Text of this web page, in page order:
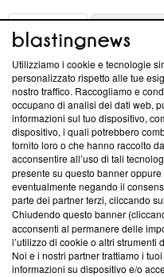
ABOUT
Questa sezione offre
News, sui nostri processi
creare news di qualità.
‘Trust Project - News with
ancora membro del
parte; Trust Project non ha
conformità agli standard.
Su di noi
Team editoriale
Corporate
Utilizziamo i cookie e tecnologie
personalizzato rispetto alle tue
nostro traffico. Raccogliamo e
occupano di analisi dei dati web,
informazioni sul tuo dispositivo,
dispositivo, i quali potrebbero
fornito loro o che hanno raccolto
acconsentire all’uso di tali
presente su questo banner
eventualmente negando il
parte dei partner terzi, cliccando
Chiudendo questo banner
acconsenti al permanere delle
l’utilizzo di cookie o altri strumenti
Noi e i nostri partner trattiamo i
informazioni su dispositivo e/o